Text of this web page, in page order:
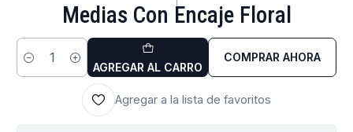
Medias Con Encaje Floral
Cantidad AGREGAR AL CARRO
COMPRAR AHORA
Agregar a la lista de favoritos